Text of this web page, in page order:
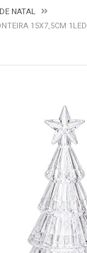
NATAL
15X7,5CM 1LED